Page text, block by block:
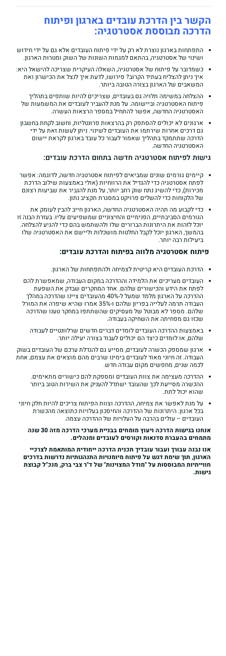
הקשר בין הדרכת עובדים בארגון ופיתוח
הדרכה מבוססת אסטרטגיה:
התפתחות בארגון נוצרת לא רק על ידי פיתוח העובדים אלא גם על ידי חידוש
ושינוי של אסטרטגיה, בהתאם למגמות השונות של השוק ומטרות הארגון.
כשמדובר על פיתוח של אסטרטגיה, השאלה העיקרית שצריכה להישאל היא:
איך ניתן להצליח בעתיד הקרוב? פירושו, לדעת איך לנצל את הכישרון ואת
המשאבים של הארגון בצורה הטובה ביותר.
ההצלחה במשימה תלויה גם בעובדים, שצריכים להיות שותפים בתהליך
פיתוח האסטרטגיה וביישומה. על מנת להעביר לעובדים את המשמעות של
האסטרטגיה החדשה, אפשר להתחיל במספר הרצאות העשרה.
ארגונים לא יכולים להסתפק רק בהרצאות פרונטליות, וחשוב לקחת בחשבון
גם דרכים אחרות שירתמו את העובדים לשינוי. ניתן לעשות זאת על ידי
הדרכה שתתמקד בתהליך שאמור לעבור כל עובד בארגון לקראת יישום
האסטרטגיה החדשה.
גישות לפיתוח אסטרטגיה חדשה בתחום הדרכת עובדים:
קיימים גורמים שונים שמביאים לפיתוח אסטרטגיה חדשה, לדוגמה: אפשר
לפתח אסטרטגיה כדי להגדיל את הרווחיות (אולי באמצעות שילוב הדרכת
מכירות), כדי להשיג נתח שוק רחב יותר, על מנת להגביר את שביעות רצונם
של הלקוחות כדי להשלים פרויקט במסגרת תקציב נתון.
כדי לקבוע מה תהיה האסטרטגיה החדשה, הארגון חייב להבין לעומק את
הגורמים הסביבתיים, הפנימיים והחיצוניים שמשפיעים עליו. בעזרת הבנה זו
יוכל לזהות את היתרונות הברורים שלו ולהשתמש בהם כדי להגיע להצלחה.
בהמשך, הארגון יוכל לקבל החלטות מושכלות וליישם את האסטרטגיה שלו
ביעילות רבה יותר.
פיתוח אסטרטגיה מלווה בפיתוח והדרכת עובדים:
הדרכת העובדים היא קריטית לצמיחה ולהתפתחות של הארגון.
העובדים מעריכים את הלמידה וההדרכה במקום העבודה, שמאפשרת להם
לפתח את הידע והכישורים שלהם. אחד המחקרים שבדק את השפעת
ההדרכה על הארגון מלמד שמעל ל-40% מהעובדים ציינו שהדרכה במהלך
העבודה תרמה לעלייה בפריון שלהם ו-35% אמרו שהיא שיפרה את המורל
שלהם. מספר לא מבוטל של מעסיקים שהשתתפו במחקר טענו שהדרכה
שכזו גם מפחיתה את השחיקה בעבודה.
באמצעות ההדרכה העובדים לומדים דברים חדשים שרלוונטיים לעבודה
שלהם, או לומדים כיצד הם יכולים לעבוד בצורה יעילה יותר.
ארגון שמספק הכשרה לעובדים, מסייע גם להגדלת ערכם של העובדים בשוק
העבודה. זה חיוני מאוד לעובדים בימינו שרבים מהם מוצאים את עצמם, אחת
לכמה שנים, מחפשים מקום עבודה חדש.
ההדרכה מעצימה את צוות העובדים ומספקת להם כישורים מתאימים.
ההכשרה מסייעת לכך שהעובד ישתדל להעניק את השירות הטוב ביותר
שהוא יכול לתת.
על מנת לאפשר את צמיחה, ההדרכה וצוות הפיתוח צריכים להיות חלק חיוני
בכל ארגון. היתרונות של ההדרכה והחיסכון בעלויות כתוצאה מהכשרת
העובדים – עולים בהרבה על העלויות של ההדרכה עצמה.
אנחנו בגישות הדרכה ויעוץ
מומחים בבניית מערכי הדרכה מזה 30 שנה
מתמחים בהעברת סדנאות וקורסים לעובדים ומנהלים.
אנו נבנה עבורך ועבור עובדיך תכנית הדרכה ייחודית המותאמת לצרכיי
הארגון, תוך שימת דגש על פיתוח מיומנויות התנהגותיות נדרשות בדרכים
חווייתיות המבוססות על"מודל המצוינות"של ד"ר צבי ברק, מנכ"ל קבוצת
גישות.